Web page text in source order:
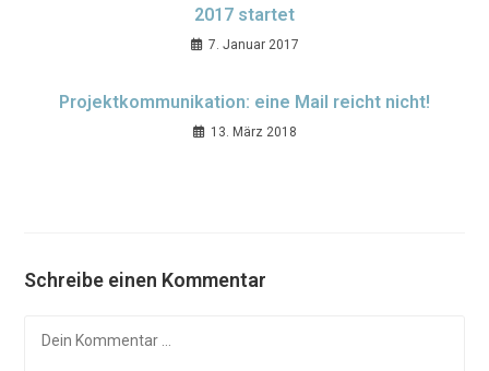
2017 startet
7. Januar 2017
Projektkommunikation: eine Mail reicht nicht!
13. März 2018
Schreibe einen Kommentar